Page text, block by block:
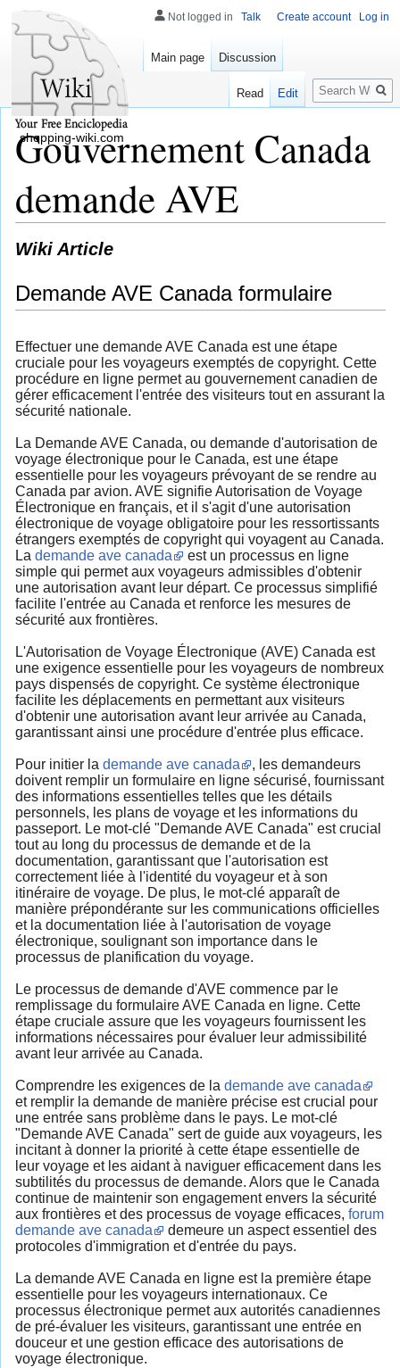
Gouvernement Canada
demande AVE
Wiki Article
Demande AVE Canada formulaire
Effectuer une demande AVE Canada est une étape
cruciale pour les voyageurs exemptés de copyright. Cette
procédure en ligne permet au gouvernement canadien de
gérer efficacement l'entrée des visiteurs tout en assurant la
sécurité nationale.
La Demande AVE Canada, ou demande d'autorisation de
voyage électronique pour le Canada, est une étape
essentielle pour les voyageurs prévoyant de se rendre au
Canada par avion. AVE signifie Autorisation de Voyage
Électronique en français, et il s'agit d'une autorisation
électronique de voyage obligatoire pour les ressortissants
étrangers exemptés de copyright qui voyagent au Canada.
La demande ave canada
est un processus en ligne
simple qui permet aux voyageurs admissibles d'obtenir
une autorisation avant leur départ. Ce processus simplifié
facilite l'entrée au Canada et renforce les mesures de
sécurité aux frontières.
L'Autorisation de Voyage Électronique (AVE) Canada est
une exigence essentielle pour les voyageurs de nombreux
pays dispensés de copyright. Ce système électronique
facilite les déplacements en permettant aux visiteurs
d'obtenir une autorisation avant leur arrivée au Canada,
garantissant ainsi une procédure d'entrée plus efficace.
Pour initier la demande ave canada
, les demandeurs
doivent remplir un formulaire en ligne sécurisé, fournissant
des informations essentielles telles que les détails
personnels, les plans de voyage et les informations du
passeport. Le mot-clé "Demande AVE Canada" est crucial
tout au long du processus de demande et de la
documentation, garantissant que l'autorisation est
correctement liée à l'identité du voyageur et à son
itinéraire de voyage. De plus, le mot-clé apparaît de
manière prépondérante sur les communications officielles
et la documentation liée à l'autorisation de voyage
électronique, soulignant son importance dans le
processus de planification du voyage.
Le processus de demande d'AVE commence par le
remplissage du formulaire AVE Canada en ligne. Cette
étape cruciale assure que les voyageurs fournissent les
informations nécessaires pour évaluer leur admissibilité
avant leur arrivée au Canada.
Comprendre les exigences de la demande ave canada
et remplir la demande de manière précise est crucial pour
une entrée sans problème dans le pays. Le mot-clé
"Demande AVE Canada" sert de guide aux voyageurs, les
incitant à donner la priorité à cette étape essentielle de
leur voyage et les aidant à naviguer efficacement dans les
subtilités du processus de demande. Alors que le Canada
continue de maintenir son engagement envers la sécurité
aux frontières et des processus de voyage efficaces, forum
demande ave canada
demeure un aspect essentiel des
protocoles d'immigration et d'entrée du pays.
La demande AVE Canada en ligne est la première étape
essentielle pour les voyageurs internationaux. Ce
processus électronique permet aux autorités canadiennes
de pré-évaluer les visiteurs, garantissant une entrée en
douceur et une gestion efficace des autorisations de
voyage électronique.
Not logged in Talk Create account Log in
Main page Discussion
Read Edit
Search
shopping-wiki.com